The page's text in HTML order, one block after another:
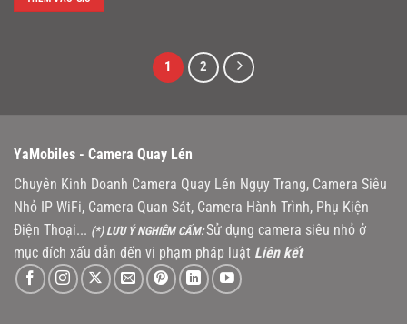
1 2
YaMobiles - Camera Quay Lén
Chuyên Kinh Doanh Camera Quay Lén Ngụy Trang, Camera Siêu
Nhỏ IP WiFi, Camera Quan Sát, Camera Hành Trình, Phụ Kiện
Điện Thoại... (*) LƯU Ý NGHIÊM CẤM:Sử dụng camera siêu nhỏ ở
mục đích xấu dẫn đến vi phạm pháp luật Liên kết